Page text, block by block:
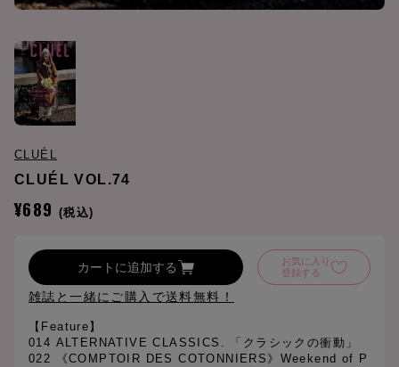
CLUÉL
CLUÉL VOL.74
¥689 (税込)
カートに追加する
お気に入り
登録する
雑誌と一緒にご購入で送料無料！
【Feature】
014 ALTERNATIVE CLASSICS. 「クラシックの衝動」
022 《COMPTOIR DES COTONNIERS》Weekend of P